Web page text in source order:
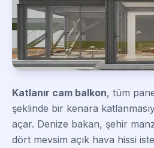
Katlanır cam balkon, tüm
şeklinde bir kenara
açar. Denize bakan, şehir
dört mevsim açık hava hissi